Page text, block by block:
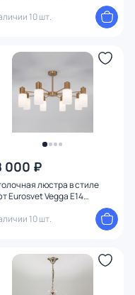
10 шт.
000 ₽
люстра в стиле
Eurosvet Vegga E14
10 шт.